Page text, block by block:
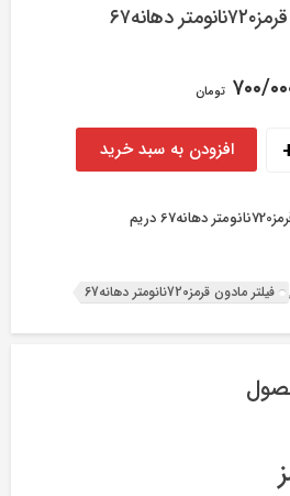
دهانه۶۷
۰۰۰ تومان
افزودن به سبد خرید
دریم
, فیلتر مادون قرمز720نانومتر دهانه67